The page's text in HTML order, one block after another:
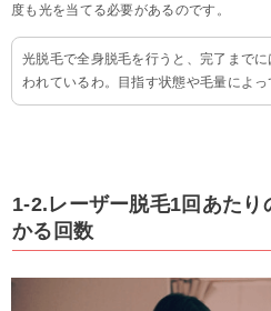
度も光を当てる必要があるのです。
光脱毛で全身脱毛を行うと、完了まで
われているわ。目指す状態や毛量によっ
1-2.レーザー脱毛1回あた
かる回数